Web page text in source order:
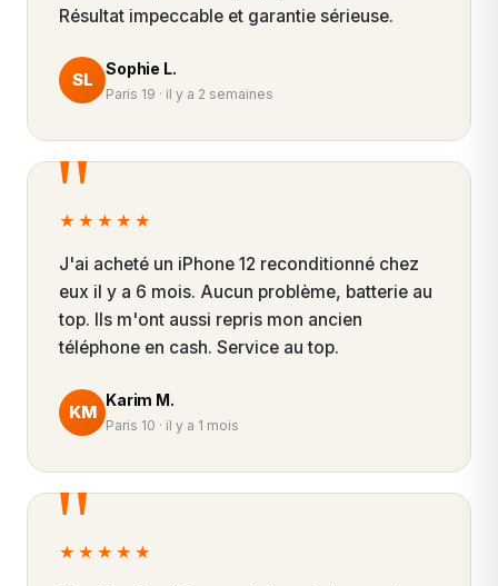
Résultat impeccable et garantie sérieuse.
SL
Sophie L.
Paris 19 · il y a 2 semaines
★★★★★
J'ai acheté un iPhone 12 reconditionné chez
eux il y a 6 mois. Aucun problème, batterie au
top. Ils m'ont aussi repris mon ancien
téléphone en cash. Service au top.
KM
Karim M.
Paris 10 · il y a 1 mois
★★★★★